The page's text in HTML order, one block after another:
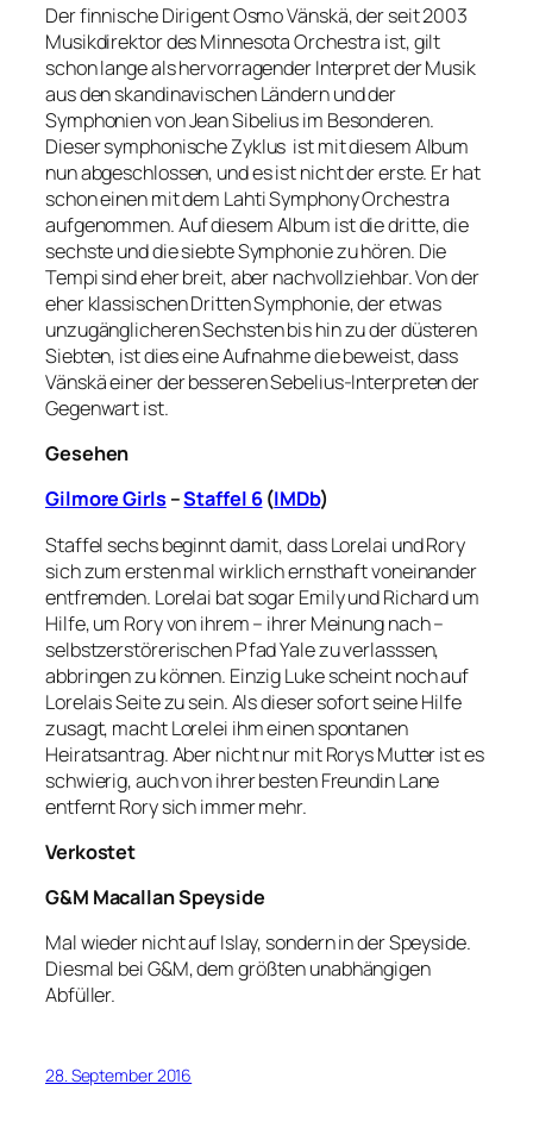
Der finnische Dirigent Osmo Vänskä, der seit 2003
Musikdirektor des Minnesota Orchestra ist, gilt
schon lange als hervorragender Interpret der Musik
aus den skandinavischen Ländern und der
Symphonien von Jean Sibelius im Besonderen.
Dieser symphonische Zyklus ist mit diesem Album
nun abgeschlossen, und es ist nicht der erste. Er hat
schon einen mit dem Lahti Symphony Orchestra
aufgenommen. Auf diesem Album ist die dritte, die
sechste und die siebte Symphonie zu hören. Die
Tempi sind eher breit, aber nachvollziehbar. Von der
eher klassischen Dritten Symphonie, der etwas
unzugänglicheren Sechsten bis hin zu der düsteren
Siebten, ist dies eine Aufnahme die beweist, dass
Vänskä einer der besseren Sebelius-Interpreten der
Gegenwart ist.
Gesehen
Gilmore Girls–Staffel 6(IMDb)
Staffel sechs beginnt damit, dass Lorelai und Rory
sich zum ersten mal wirklich ernsthaft voneinander
entfremden. Lorelai bat sogar Emily und Richard um
Hilfe, um Rory von ihrem – ihrer Meinung nach –
selbstzerstörerischen Pfad Yale zu verlasssen,
abbringen zu können. Einzig Luke scheint noch auf
Lorelais Seite zu sein. Als dieser sofort seine Hilfe
zusagt, macht Lorelei ihm einen spontanen
Heiratsantrag. Aber nicht nur mit Rorys Mutter ist es
schwierig, auch von ihrer besten Freundin Lane
entfernt Rory sich immer mehr.
Verkostet
G&M Macallan Speyside
Mal wieder nicht auf Islay, sondern in der Speyside.
Diesmal bei G&M, dem größten unabhängigen
Abfüller.
28. September 2016